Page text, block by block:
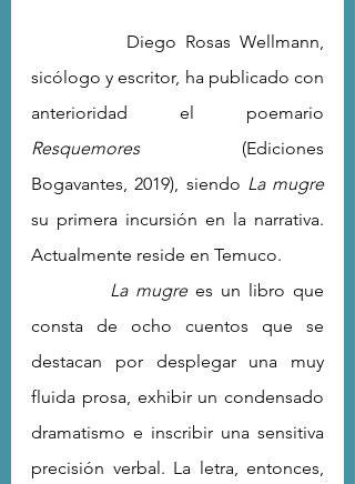
sicólogo y escritor, ha publicado con
Resquemores (Ediciones
Bogavantes, 2019), siendo La mugre
su primera incursión en la narrativa.
Actualmente reside en Temuco.
La mugre es un libro que
consta de ocho cuentos que se
destacan por desplegar una muy
fluida prosa, exhibir un condensado
dramatismo e inscribir una sensitiva
precisión verbal. La letra, entonces,